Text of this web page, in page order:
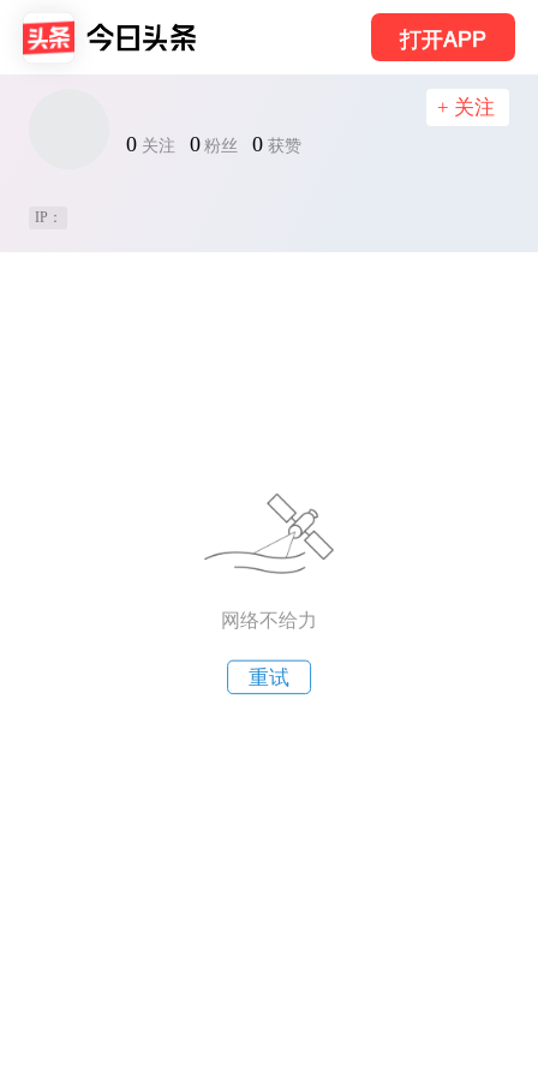
打开APP
0 关注 0 粉丝 0 获赞
+ 关注
IP：
网络不给力
重试